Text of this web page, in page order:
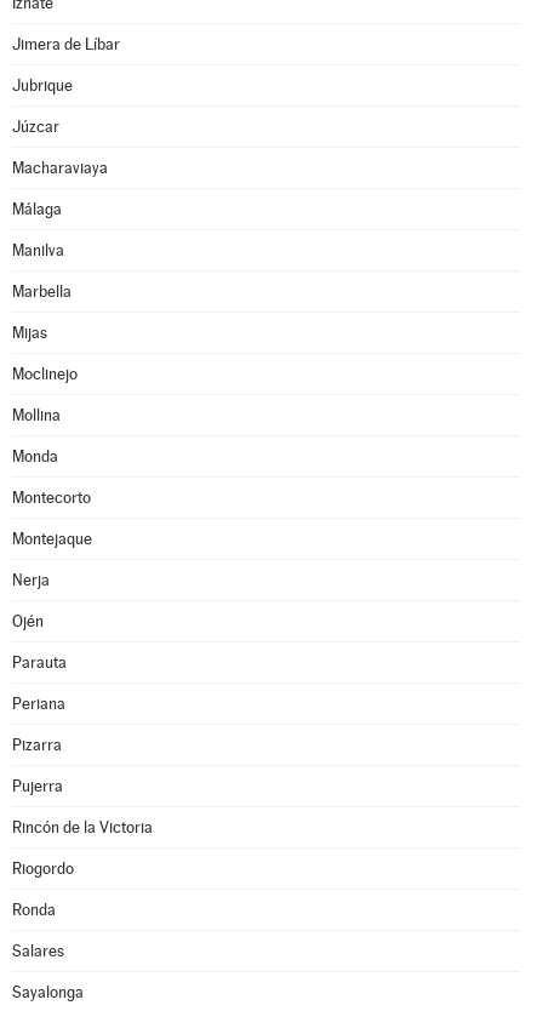
Jimera de Líbar
Jubrique
Júzcar
Macharaviaya
Málaga
Manilva
Marbella
Mijas
Moclinejo
Mollina
Monda
Montecorto
Montejaque
Nerja
Ojén
Parauta
Periana
Pizarra
Pujerra
Rincón de la Victoria
Riogordo
Ronda
Salares
Sayalonga